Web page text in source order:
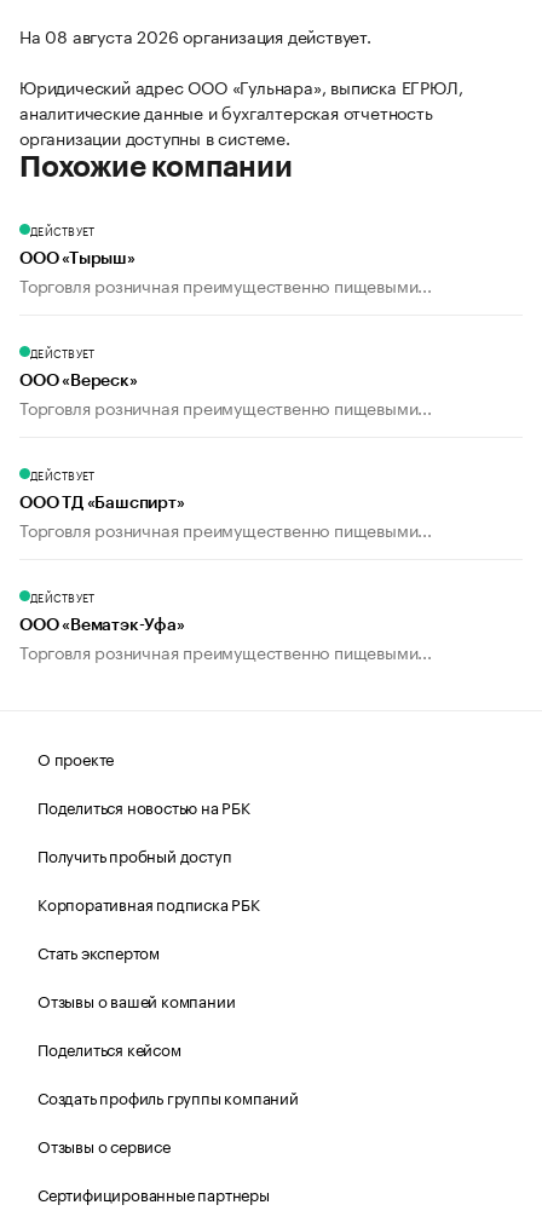
На 08 августа 2026 организация действует.
Юридический адрес ООО «Гульнара», выписка ЕГРЮЛ,
аналитические данные и бухгалтерская отчетность
организации доступны в системе.
Похожие компании
ДЕЙСТВУЕТ
ООО «Тырыш»
Торговля розничная преимущественно пищевыми...
ДЕЙСТВУЕТ
ООО «Вереск»
Торговля розничная преимущественно пищевыми...
ДЕЙСТВУЕТ
ООО ТД «Башспирт»
Торговля розничная преимущественно пищевыми...
ДЕЙСТВУЕТ
ООО «Вематэк-Уфа»
Торговля розничная преимущественно пищевыми...
О проекте
Поделиться новостью на РБК
Получить пробный доступ
Корпоративная подписка РБК
Стать экспертом
Отзывы о вашей компании
Поделиться кейсом
Создать профиль группы компаний
Отзывы о сервисе
Сертифицированные партнеры